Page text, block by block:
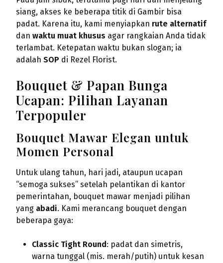
siang, akses ke beberapa titik di Gambir bisa
padat. Karena itu, kami menyiapkan rute alternatif
dan waktu muat khusus agar rangkaian Anda tidak
terlambat. Ketepatan waktu bukan slogan; ia
adalah SOP di Rezel Florist.
Bouquet & Papan Bunga
Ucapan: Pilihan Layanan
Terpopuler
Bouquet Mawar Elegan untuk
Momen Personal
Untuk ulang tahun, hari jadi, ataupun ucapan
“semoga sukses” setelah pelantikan di kantor
pemerintahan, bouquet mawar menjadi pilihan
yang abadi. Kami merancang bouquet dengan
beberapa gaya:
Classic Tight Round: padat dan simetris,
warna tunggal (mis. merah/putih) untuk kesan